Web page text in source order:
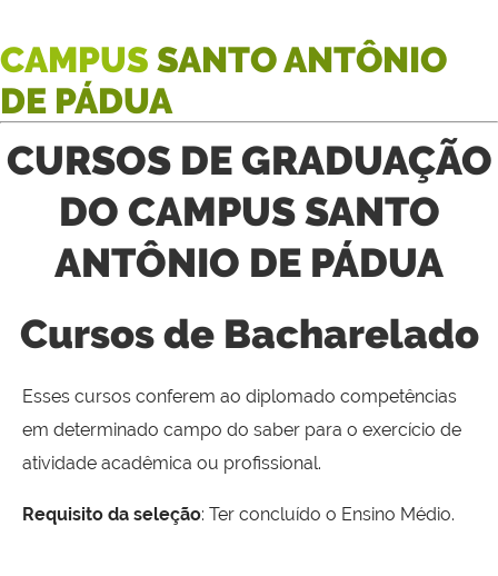
CAMPUS SANTO ANTÔNIO
DE PÁDUA
CURSOS DE GRADUAÇÃO
DO CAMPUS SANTO
ANTÔNIO DE PÁDUA
Cursos de Bacharelado
Esses cursos conferem ao diplomado competências
em determinado campo do saber para o exercício de
atividade acadêmica ou profissional.
Requisito da seleção: Ter concluído o Ensino Médio.